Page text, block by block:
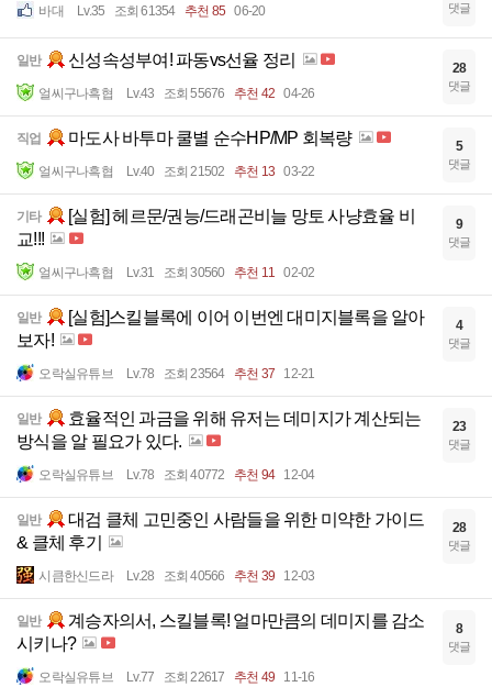
바대 Lv.35 조회 61354 추천 85 06-20 댓글
일반 신성속성부여! 파동vs선율 정리
얼씨구나흑협 Lv.43 조회 55676 추천 42 04-26
28
댓글
직업 마도사 바투마 쿨별 순수HP/MP 회복량
얼씨구나흑협 Lv.40 조회 21502 추천 13 03-22
5
댓글
기타
[실험] 헤르문/권능/드래곤비늘 망토 사냥효율 비
교!!!
얼씨구나흑협 Lv.31 조회 30560 추천 11 02-02
9
댓글
일반
[실험]스킬블록에 이어 이번엔 대미지블록을 알아
보자!
오락실유튜브 Lv.78 조회 23564 추천 37 12-21
4
댓글
일반
효율적인 과금을 위해 유저는 데미지가 계산되는
방식을 알 필요가 있다.
오락실유튜브 Lv.78 조회 40772 추천 94 12-04
23
댓글
일반
대검 클체 고민중인 사람들을 위한 미약한 가이드
& 클체 후기
시큼한신드라 Lv.28 조회 40566 추천 39 12-03
28
댓글
일반
계승자의서, 스킬블록! 얼마만큼의 데미지를 감소
시키나?
오락실유튜브 Lv.77 조회 22617 추천 49 11-16
8
댓글